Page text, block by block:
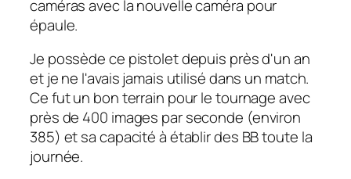
caméras avec la nouvelle caméra pour
épaule.
Je possède ce pistolet depuis près d'un an
et je ne l'avais jamais utilisé dans un match.
Ce fut un bon terrain pour le tournage avec
près de 400 images par seconde (environ
385) et sa capacité à établir des BB toute la
journée.